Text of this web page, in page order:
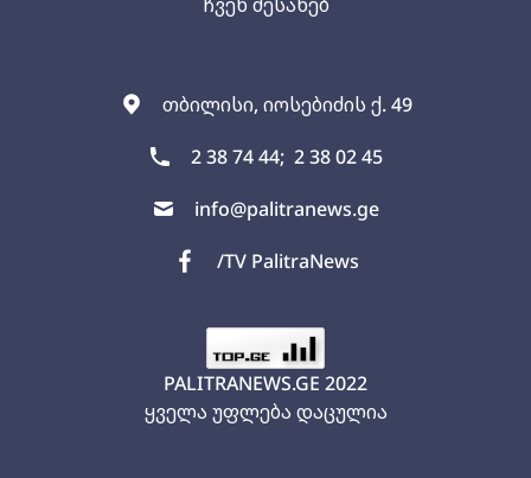
თბილისი, იოსებიძის ქ. 49
2 38 74 44; 2 38 02 45
info@palitranews.ge
/TV PalitraNews
PALITRANEWS.GE 2022
ყველა უფლება დაცულია